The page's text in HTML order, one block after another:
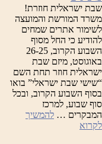
שבת ישראלית חוזרת!
משרד המורשת והמועצה
לשימור אתרים שמחים
להודיע כי החל מסוף
השבוע הקרוב, 26-25
באוגוסט, מיזם שבת
ישראלית חוזר תחת השם
“שישי שבת ישראלי” בואו
בסוף השבוע הקרוב, ובכל
סוף שבוע, למרכז
המבקרים … להמשיך
לקרוא